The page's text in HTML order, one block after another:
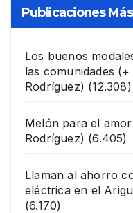
Publicaciones
Los buenos
las comunidades
Rodríguez) (12.308)
Melón para el
Rodríguez) (6.405)
Llaman al ahorro
eléctrica en el
(6.170)